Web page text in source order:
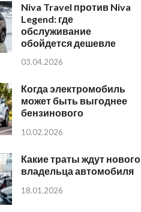
Niva Travel против Niva
Legend: где
обслуживание
обойдется дешевле
03.04.2026
Когда электромобиль
может быть выгоднее
бензинового
10.02.2026
Какие траты ждут нового
владельца автомобиля
18.01.2026